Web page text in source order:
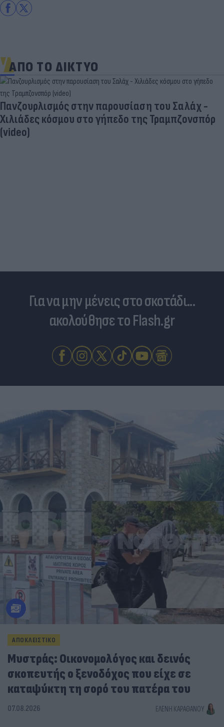
ΑΠΟ ΤΟ ΔΙΚΤΥΟ
Πανζουρλισμός στην παρουσίαση του Σαλάχ -
Χιλιάδες κόσμου στο γήπεδο της Τραμπζονσπόρ
(video)
Για να μην μένεις στο σκοτάδι...
ακολούθησε το Flash.gr
ΑΠΟΚΛΕΙΣΤΙΚΟ
Μυστράς: Οικονομολόγος και δεινός
σκοπευτής ο ξενοδόχος που είχε σε
καταψύκτη τη σορό του πατέρα του
07.08.2026 ΕΛΈΝΗ ΚΑΡΑΘΆΝΟΥ